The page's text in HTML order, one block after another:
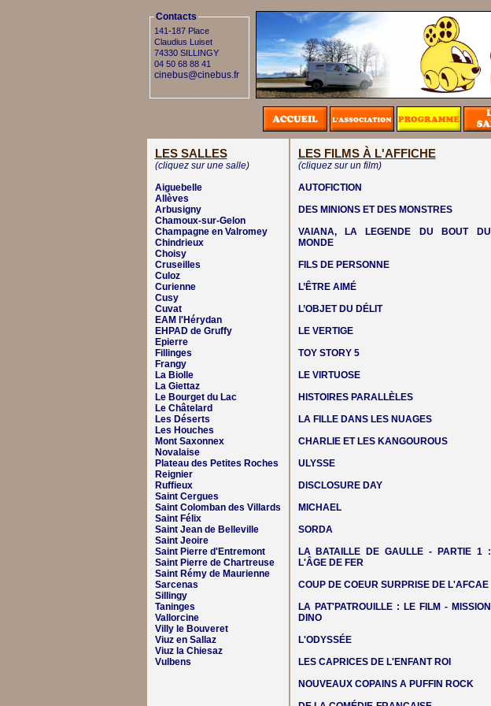
Contacts
141-187 Place
Claudius Luiset
74330 SILLINGY
04 50 68 88 41
cinebus@cinebus.fr
LES SALLES
(cliquez sur une salle)
Aiguebelle
Allèves
Arbusigny
Chamoux-sur-Gelon
Champagne en Valromey
Chindrieux
Choisy
Cruseilles
Culoz
Curienne
Cusy
Cuvat
EAM l'Hérydan
EHPAD de Gruffy
Epierre
Fillinges
Frangy
La Biolle
La Giettaz
Le Bourget du Lac
Le Châtelard
Les Déserts
Les Houches
Mont Saxonnex
Novalaise
Plateau des Petites Roches
Reignier
Ruffieux
Saint Cergues
Saint Colomban des Villards
Saint Félix
Saint Jean de Belleville
Saint Jeoire
Saint Pierre d'Entremont
Saint Pierre de Chartreuse
Saint Rémy de Maurienne
Sarcenas
Sillingy
Taninges
Vallorcine
Villy le Bouveret
Viuz en Sallaz
Viuz la Chiesaz
Vulbens
LES FILMS À L'AFFICHE
(cliquez sur un film)
AUTOFICTION
DES MINIONS ET DES MONSTRES
VAIANA, LA LEGENDE DU BOUT DU
MONDE
FILS DE PERSONNE
L’ÊTRE AIMÉ
L’OBJET DU DÉLIT
LE VERTIGE
TOY STORY 5
LE VIRTUOSE
HISTOIRES PARALLÈLES
LA FILLE DANS LES NUAGES
CHARLIE ET LES KANGOUROUS
ULYSSE
DISCLOSURE DAY
MICHAEL
SORDA
LA BATAILLE DE GAULLE - PARTIE 1 :
L'ÂGE DE FER
COUP DE COEUR SURPRISE DE L'AFCAE
LA PAT'PATROUILLE : LE FILM - MISSION
DINO
L'ODYSSÉE
LES CAPRICES DE L'ENFANT ROI
NOUVEAUX COPAINS A PUFFIN ROCK